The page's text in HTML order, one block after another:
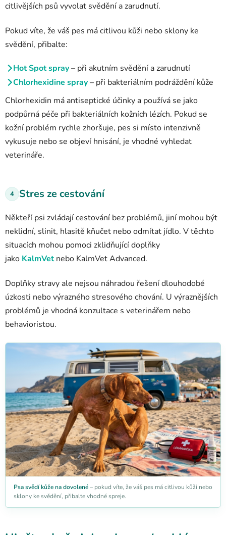
citlivějších psů vyvolat svědění a zarudnutí.
Pokud víte, že váš pes má citlivou kůži nebo sklony ke
svědění, přibalte:
Hot Spot spray– při akutním svědění a zarudnutí
Chlorhexidine spray– při bakteriálním podráždění kůže
Chlorhexidin má antiseptické účinky a používá se jako
podpůrná péče při bakteriálních kožních lézích. Pokud se
kožní problém rychle zhoršuje, pes si místo intenzivně
vykusuje nebo se objeví hnisání, je vhodné vyhledat
veterináře.
4 Stres ze cestování
Někteří psi zvládají cestování bez problémů, jiní mohou být
neklidní, slinit, hlasitě kňučet nebo odmítat jídlo. V těchto
situacích mohou pomoci zklidňující doplňky
jako KalmVetnebo KalmVet Advanced.
Doplňky stravy ale nejsou náhradou řešení dlouhodobé
úzkosti nebo výrazného stresového chování. U výraznějších
problémů je vhodná konzultace s veterinářem nebo
behavioristou.
Psa svědí kůže na dovolené– pokud víte, že váš pes má citlivou kůži nebo
sklony ke svědění, přibalte vhodné spreje.